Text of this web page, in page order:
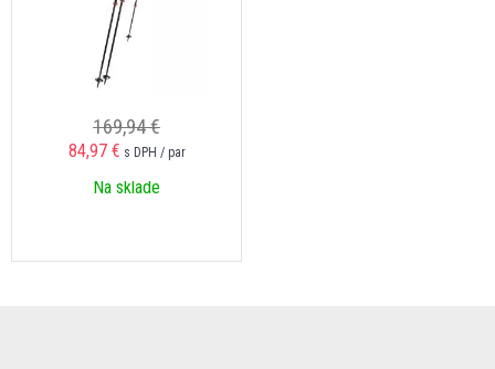
169,94 €
84,97 € s DPH / par
Na sklade